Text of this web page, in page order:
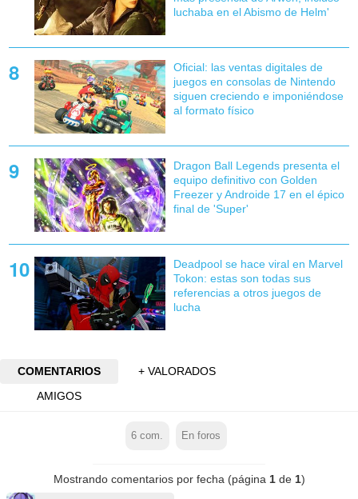
luchaba en el Abismo de Helm'
Oficial: las ventas digitales de
juegos en consolas de Nintendo
siguen creciendo e imponiéndose
al formato físico
Dragon Ball Legends presenta el
equipo definitivo con Golden
Freezer y Androide 17 en el épico
final de 'Super'
Deadpool se hace viral en Marvel
Tokon: estas son todas sus
referencias a otros juegos de
lucha
COMENTARIOS
+ VALORADOS
AMIGOS
6 com. En foros
Mostrando comentarios por fecha (página 1de 1)